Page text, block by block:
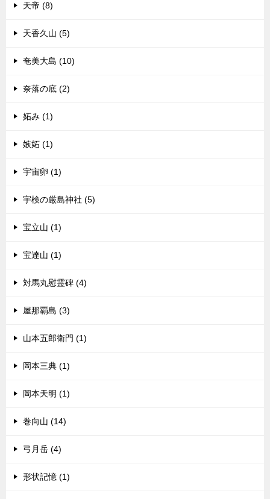
天帝 (8)
天香久山 (5)
奄美大島 (10)
奈落の底 (2)
妬み (1)
嫉妬 (1)
宇宙卵 (1)
宇検の厳島神社 (5)
宝立山 (1)
宝達山 (1)
対馬丸慰霊碑 (4)
屋那覇島 (3)
山本五郎衛門 (1)
岡本三典 (1)
岡本天明 (1)
巻向山 (14)
弓月岳 (4)
形状記憶 (1)